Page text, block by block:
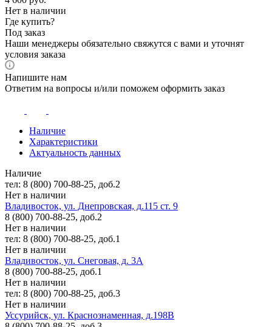
Нет в наличии
Где купить?
Под заказ
Наши менеджеры обязательно свяжутся с вами и уточнят
условия заказа
Напишите нам
Ответим на вопросы и/или поможем оформить заказ
Наличие
Характеристики
Актуальность данных
Наличие
тел: 8 (800) 700-88-25, доб.2
Нет в наличии
Владивосток, ул. Днепровская, д.115 ст. 9
8 (800) 700-88-25, доб.2
Нет в наличии
тел: 8 (800) 700-88-25, доб.1
Нет в наличии
Владивосток, ул. Снеговая, д. 3А
8 (800) 700-88-25, доб.1
Нет в наличии
тел: 8 (800) 700-88-25, доб.3
Нет в наличии
Уссурийск, ул. Краснознаменная, д.198В